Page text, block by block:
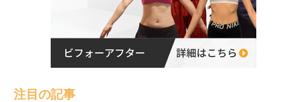
注目の記事